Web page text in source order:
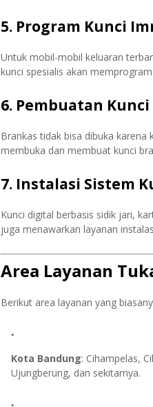
5. Program Kunci
Untuk mobil-mobil keluaran
kunci spesialis akan
6. Pembuatan Kunci
Brankas tidak bisa dibuka
membuka dan membuat kunci
7. Instalasi Sistem
Kunci digital berbasis sidik jari,
juga menawarkan layanan
Area Layanan
Berikut area layanan yang
Kota Bandung: Cihampelas,
Ujungberung, dan sekitarnya.